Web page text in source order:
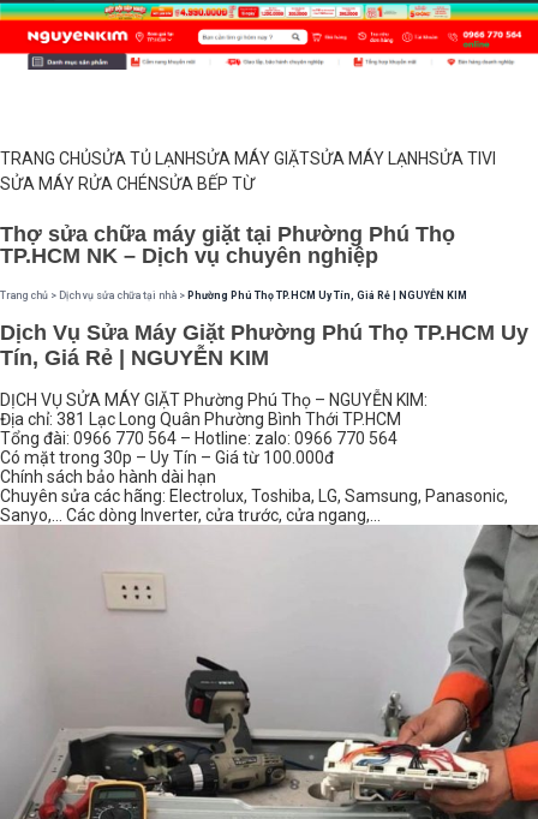
TRANG CHỦSỬA TỦ LẠNHSỬA MÁY GIẶTSỬA MÁY LẠNHSỬA TIVI
SỬA MÁY RỬA CHÉNSỬA BẾP TỪ
Thợ sửa chữa máy giặt tại Phường Phú Thọ
TP.HCM NK – Dịch vụ chuyên nghiệp
Trang chủ > Dịch vụ sửa chữa tại nhà > Phường Phú Thọ TP.HCM Uy Tín, Giá Rẻ | NGUYỄN KIM
Dịch Vụ Sửa Máy Giặt Phường Phú Thọ TP.HCM Uy
Tín, Giá Rẻ | NGUYỄN KIM
DỊCH VỤ SỬA MÁY GIẶT Phường Phú Thọ – NGUYỄN KIM:
Địa chỉ: 381 Lạc Long Quân Phường Bình Thới TP.HCM
Tổng đài: 0966 770 564 – Hotline: zalo: 0966 770 564
Có mặt trong 30p – Uy Tín – Giá từ 100.000đ
Chính sách bảo hành dài hạn
Chuyên sửa các hãng: Electrolux, Toshiba, LG, Samsung, Panasonic,
Sanyo,… Các dòng Inverter, cửa trước, cửa ngang,...